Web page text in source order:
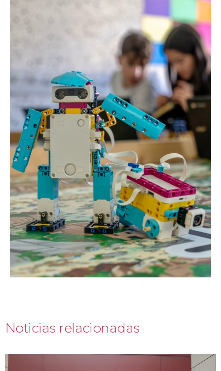
Noticias relacionadas